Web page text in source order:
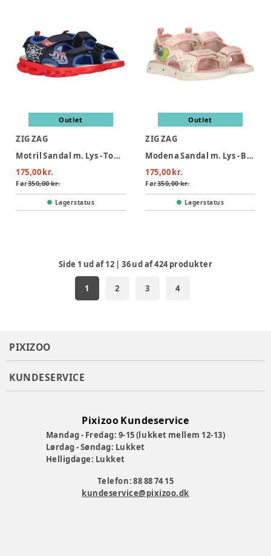
Outlet
ZIG ZAG
Motril Sandal m. Lys - Tomato
175,00 kr.
Før350,00 kr.
Lagerstatus
Outlet
ZIG ZAG
Modena Sandal m. Lys - Barely Pink
175,00 kr.
Før350,00 kr.
Lagerstatus
Side 1 ud af12 |36ud af424produkter
1 2 3 4
PIXIZOO
KUNDESERVICE
Pixizoo Kundeservice
Mandag - Fredag: 9-15 (lukket mellem 12-13)
Lørdag - Søndag: Lukket
Helligdage: Lukket
Telefon: 88 88 74 15
kundeservice@pixizoo.dk